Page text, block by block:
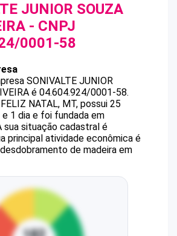
JUNIOR SOUZA
- CNPJ
0001-58
SONIVALTE JUNIOR
é 04.604.924/0001-58.
NATAL, MT, possui 25
e 1 dia e foi fundada em
sua situação cadastral é
principal atividade econômica é
de madeira em